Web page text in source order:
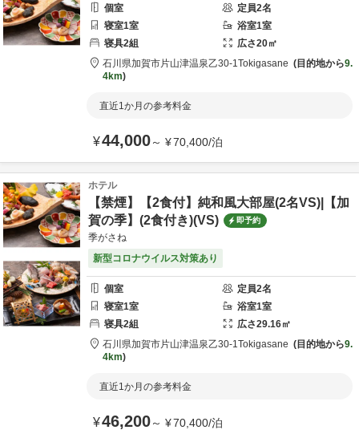
個室 定員2名
寝室1室 浴室1室
寝具2組 広さ20㎡
石川県加賀市片山津温泉乙30-1Tokigasane 目的地から9.
4km
直近1か月の参考料金
¥44,000～ ¥70,400/泊
ホテル
【禁煙】【2食付】純和風大部屋(2名VS)|【加
賀の季】(2食付き)(VS)
即予約
季がさね
新型コロナウイルス対策あり
個室 定員2名
寝室1室 浴室1室
寝具2組 広さ29.16㎡
石川県加賀市片山津温泉乙30-1Tokigasane 目的地から9.
4km
直近1か月の参考料金
¥46,200～ ¥70,400/泊